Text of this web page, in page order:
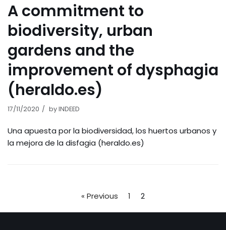
A commitment to
biodiversity, urban
gardens and the
improvement of dysphagia
(heraldo.es)
17/11/2020 byINDEED
Una apuesta por la biodiversidad, los huertos urbanos y
la mejora de la disfagia (heraldo.es)
« Previous 1 2